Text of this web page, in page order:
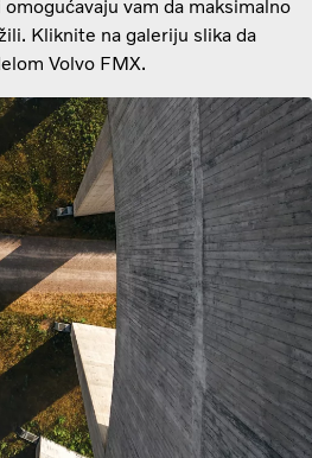
vam da maksimalno
Kliknite na galeriju slika da
Volvo FMX.